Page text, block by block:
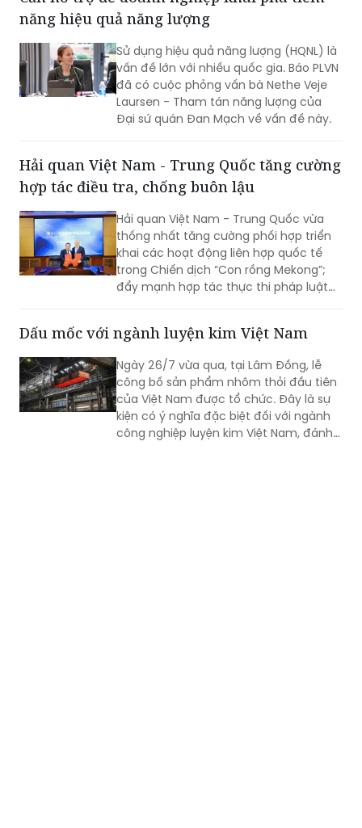
Sử dụng hiệu quả năng lượng (HQNL) là
vấn đề lớn với nhiều quốc gia. Báo PLVN
đã có cuộc phỏng vấn bà Nethe Veje
Laursen - Tham tán năng lượng của
Đại sứ quán Đan Mạch về vấn đề này.
Hải quan Việt Nam - Trung Quốc tăng cường
Hải quan Việt Nam - Trung Quốc vừa
thống nhất tăng cường phối hợp triển
khai các hoạt động liên hợp quốc tế
trong Chiến dịch “Con rồng Mekong”;
đẩy mạnh hợp tác thực thi pháp luật
trong đấu tranh phòng, chống buôn
lậu, gian lận thương mại, vận chuyển
trái phép hàng hóa qua biên giới; đấu
tiền chất, động vật hoang dã và sản
phẩm động vật nguy cấp, quý, hiếm,
chất nổ dân dụng, hàng hóa lưỡng
dụng, thuốc lá và các hành vi xâm
phạm quyền sở hữu trí tuệ.
Dấu mốc với ngành luyện kim Việt Nam
Ngày 26/7 vừa qua, tại Lâm Đồng, lễ
công bố sản phẩm nhôm thỏi đầu tiên
của Việt Nam được tổ chức. Đây là sự
kiện có ý nghĩa đặc biệt đối với ngành
công nghiệp luyện kim Việt Nam, đánh
dấu lần đầu tiên Việt Nam sản xuất
thành công nhôm thỏi bằng công nghệ
cao, sử dụng công nghệ điện phân